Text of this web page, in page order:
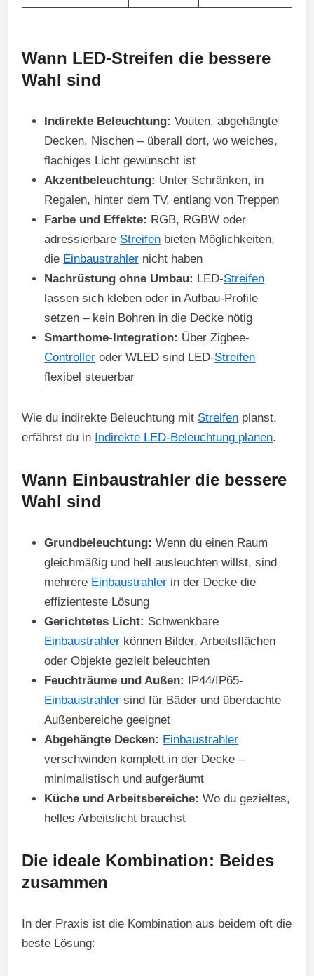
Wann LED-Streifen die bessere
Wahl sind
Indirekte Beleuchtung: Vouten, abgehängte
Decken, Nischen – überall dort, wo weiches,
flächiges Licht gewünscht ist
Akzentbeleuchtung: Unter Schränken, in
Regalen, hinter dem TV, entlang von Treppen
Farbe und Effekte: RGB, RGBW oder
adressierbare Streifen bieten Möglichkeiten,
die Einbaustrahler nicht haben
Nachrüstung ohne Umbau: LED-Streifen
lassen sich kleben oder in Aufbau-Profile
setzen – kein Bohren in die Decke nötig
Smarthome-Integration: Über Zigbee-
Controller oder WLED sind LED-Streifen
flexibel steuerbar
Wie du indirekte Beleuchtung mit Streifen planst,
erfährst du in Indirekte LED-Beleuchtung planen.
Wann Einbaustrahler die bessere
Wahl sind
Grundbeleuchtung: Wenn du einen Raum
gleichmäßig und hell ausleuchten willst, sind
mehrere Einbaustrahler in der Decke die
effizienteste Lösung
Gerichtetes Licht: Schwenkbare
Einbaustrahler können Bilder, Arbeitsflächen
oder Objekte gezielt beleuchten
Feuchträume und Außen: IP44/IP65-
Einbaustrahler sind für Bäder und überdachte
Außenbereiche geeignet
Abgehängte Decken: Einbaustrahler
verschwinden komplett in der Decke –
minimalistisch und aufgeräumt
Küche und Arbeitsbereiche: Wo du gezieltes,
helles Arbeitslicht brauchst
Die ideale Kombination: Beides
zusammen
In der Praxis ist die Kombination aus beidem oft die
beste Lösung: